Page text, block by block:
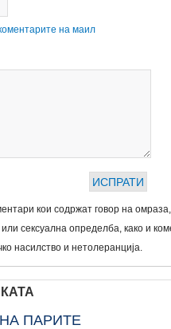
на маил
кои содржат говор на
сексуална определба, како и
насилство и нетолеранција.
ПАРИТЕ